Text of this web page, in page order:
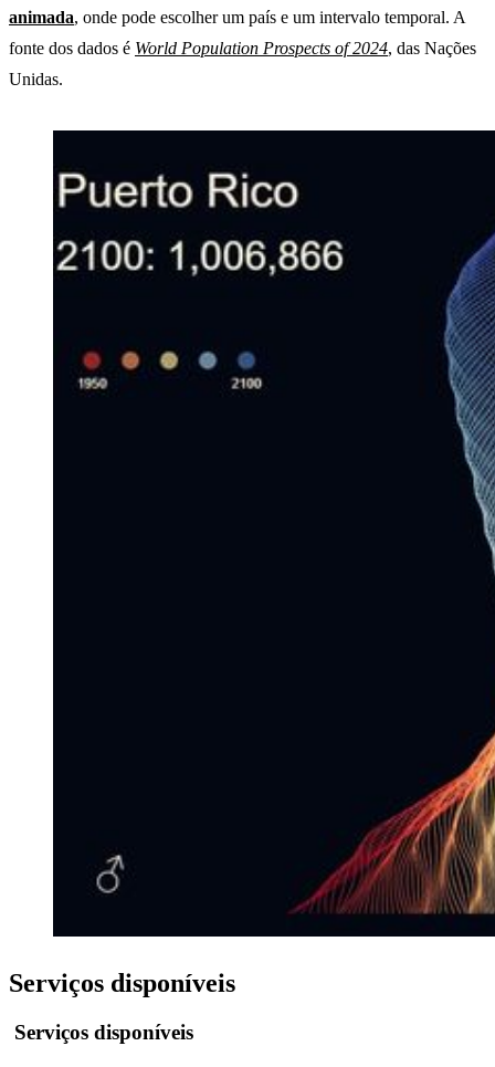
animada, onde pode escolher um país e um intervalo temporal. A
fonte dos dados é World Population Prospects of 2024, das Nações
Unidas.
Serviços disponíveis
Serviços disponíveis